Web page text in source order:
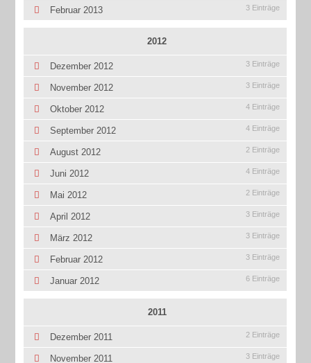
Februar 2013 3 Einträge
2012
Dezember 2012 3 Einträge
November 2012 3 Einträge
Oktober 2012 4 Einträge
September 2012 4 Einträge
August 2012 2 Einträge
Juni 2012 4 Einträge
Mai 2012 2 Einträge
April 2012 3 Einträge
März 2012 3 Einträge
Februar 2012 3 Einträge
Januar 2012 6 Einträge
2011
Dezember 2011 2 Einträge
November 2011 3 Einträge